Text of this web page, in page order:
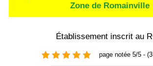
Zone de Romainville
Établissement inscrit au
page notée 5/5 -